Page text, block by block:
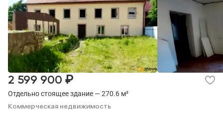
Отдельно стоящее здание — 270.6 м²
Коммерческая недвижимость
2 599 900 ₽